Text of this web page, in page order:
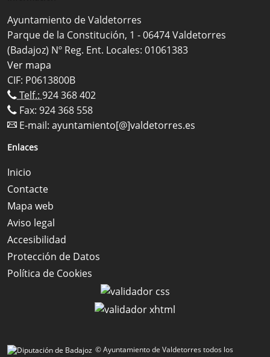
Ayuntamiento de Valdetorres
Parque de la Constitución, 1 - 06474 Valdetorres
(Badajoz) Nº Reg. Ent. Locales: 01061383
Ver mapa
CIF: P0613800B
Telf.: 924 368 402
Fax: 924 368 558
E-mail: ayuntamiento[@]valdetorres.es
Enlaces
Inicio
Contacte
Mapa web
Aviso legal
Accesibilidad
Protección de Datos
Política de Cookies
© Ayuntamiento de Valdetorres todos los